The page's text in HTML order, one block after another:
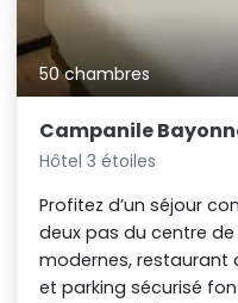
50 chambres
Campanile
Hôtel 3 étoiles
Profitez d’un séjour
deux pas du centre
modernes, restaurant
et parking sécurisé